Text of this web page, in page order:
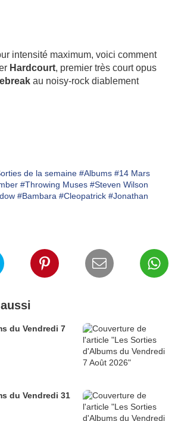
intensité maximum, voici comment
Hardcourt, premier très court opus
au noisy-rock diablement
de la semaine #Albums #14 Mars
#Throwing Muses #Steven Wilson
#Bambara #Cleopatrick #Jonathan
du Vendredi 7
du Vendredi 31